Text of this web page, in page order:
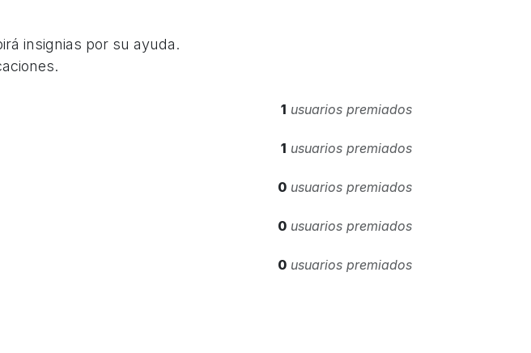
insignias por su ayuda.
1 usuarios premiados
1 usuarios premiados
0 usuarios premiados
0 usuarios premiados
0 usuarios premiados